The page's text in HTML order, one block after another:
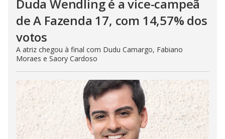
Duda Wendling é a vice-campeã
de A Fazenda 17, com 14,57% dos
votos
A atriz chegou à final com Dudu Camargo, Fabiano
Moraes e Saory Cardoso